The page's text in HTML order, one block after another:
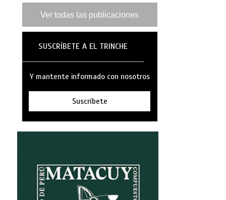
Ver todas las publicaciones
SUSCRÍBETE A EL TRINCHE
Y mantente informado con nosotros
Suscríbete